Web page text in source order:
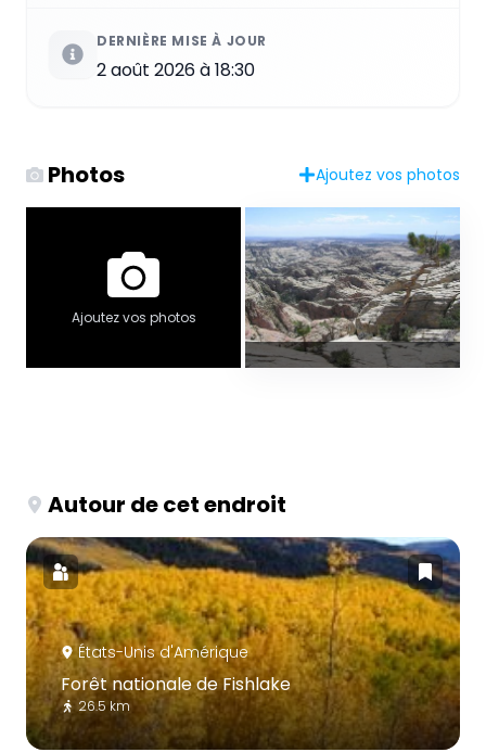
DERNIÈRE MISE À JOUR
2 août 2026 à 18:30
Photos Ajoutez vos photos
Ajoutez vos photos
Autour de cet endroit
États-Unis d'Amérique
Forêt nationale de Fishlake
26.5 km